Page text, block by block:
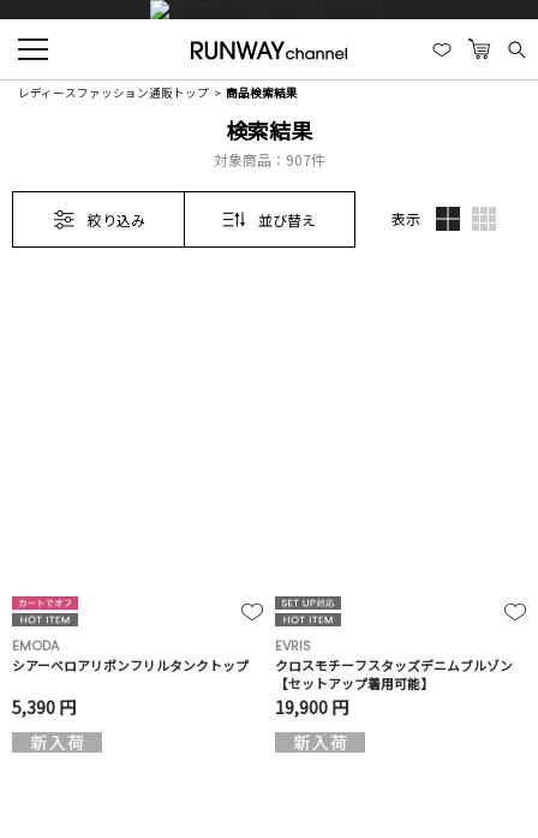
レディースファッション通販トップ 商品検索結果
検索結果
対象商品： 907件
絞り込み 並び替え 表示
EMODA
シアーベロアリボンフリルタンクトップ
5,390 円
EVRIS
クロスモチーフスタッズデニムブルゾン
【セットアップ着用可能】
19,900 円